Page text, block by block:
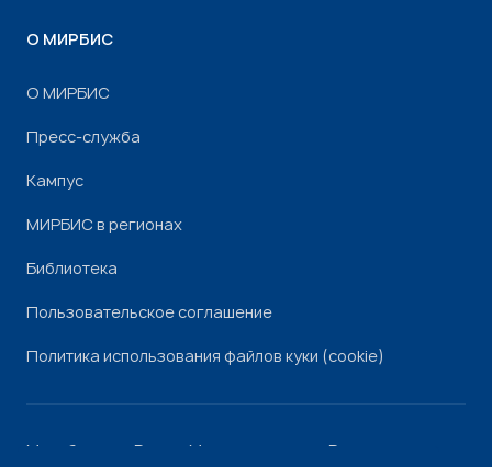
О МИРБИС
О МИРБИС
Пресс-служба
Кампус
МИРБИС в регионах
Библиотека
Пользовательское соглашение
Политика использования файлов куки (cookie)
Минобрнауки России Минпросвещения России